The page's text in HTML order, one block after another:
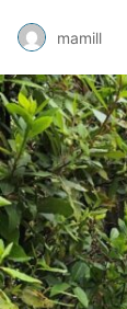
mamill